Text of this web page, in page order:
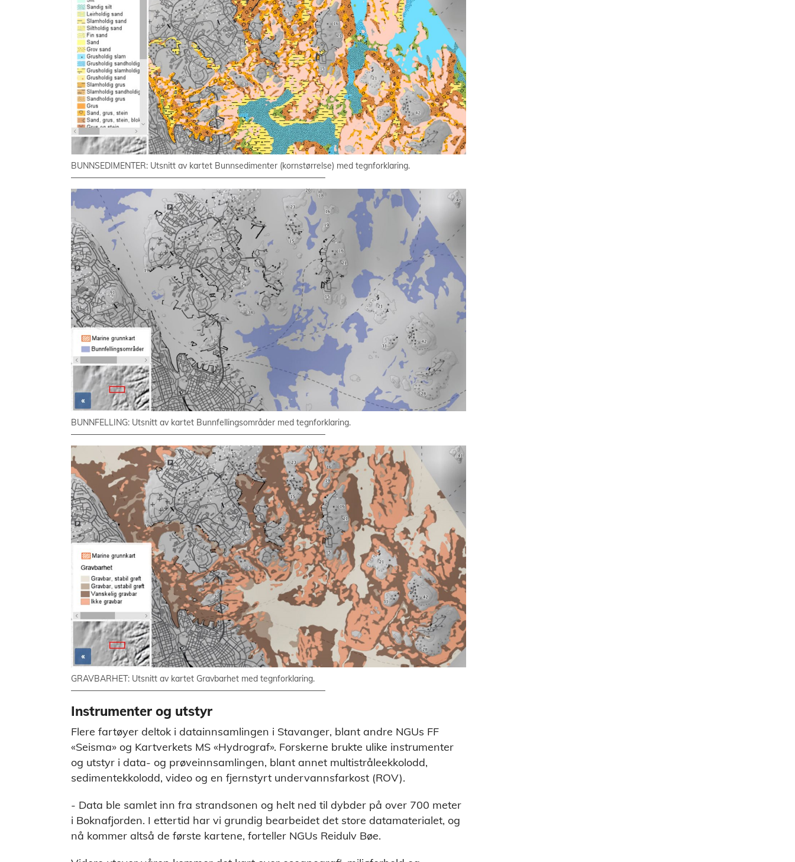
BUNNSEDIMENTER: Utsnitt av kartet Bunnsedimenter (kornstørrelse) med tegnforklaring.
BUNNFELLING: Utsnitt av kartet Bunnfellingsområder med tegnforklaring.
GRAVBARHET: Utsnitt av kartet Gravbarhet med tegnforklaring.
Instrumenter og utstyr
Flere fartøyer deltok i datainnsamlingen i Stavanger, blant andre NGUs FF
«Seisma» og Kartverkets MS «Hydrograf». Forskerne brukte ulike instrumenter
og utstyr i data- og prøveinnsamlingen, blant annet multistråleekkolodd,
sedimentekkolodd, video og en fjernstyrt undervannsfarkost (ROV).
- Data ble samlet inn fra strandsonen og helt ned til dybder på over 700 meter
i Boknafjorden. I ettertid har vi grundig bearbeidet det store datamaterialet, og
nå kommer altså de første kartene, forteller NGUs Reidulv Bøe.